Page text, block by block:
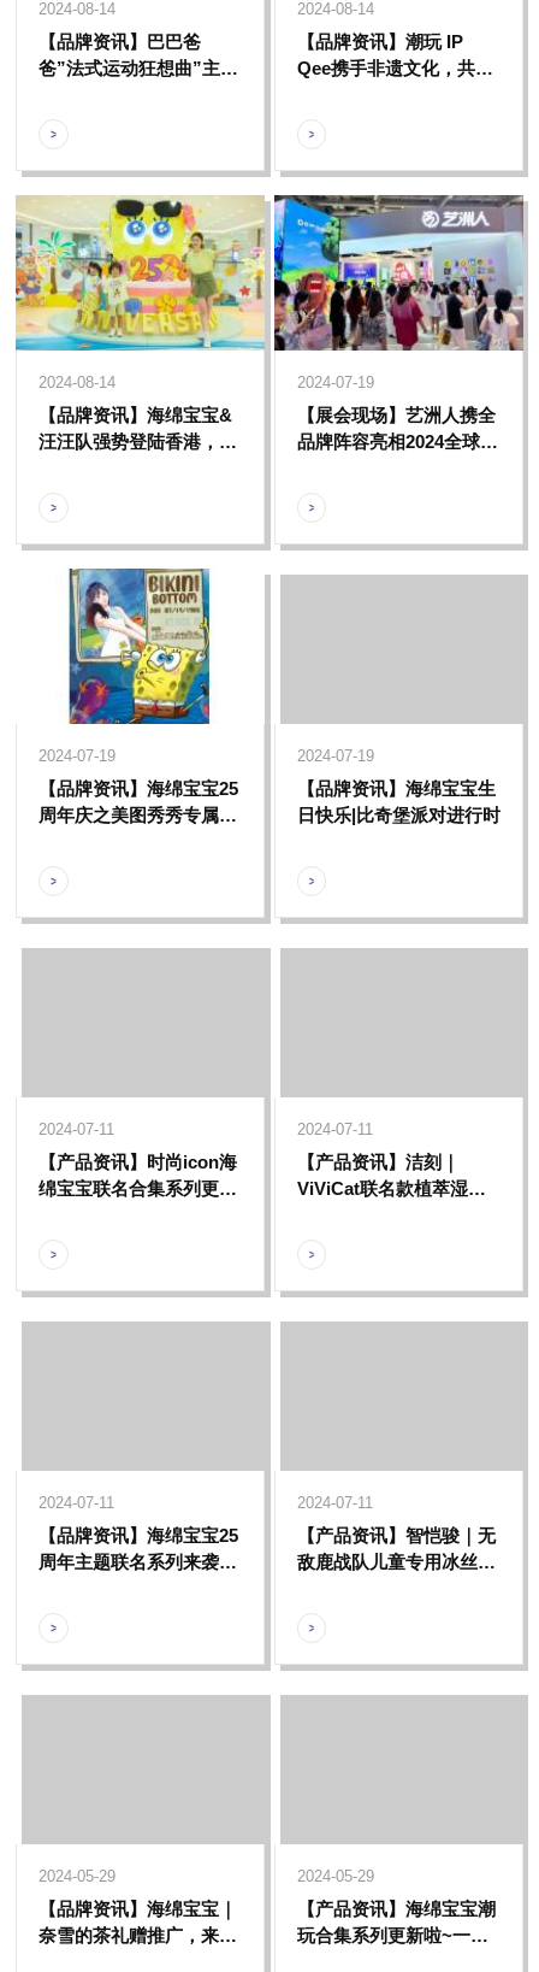
2024-08-14
【品牌资讯】巴巴爸
爸”法式运动狂想曲”主题
受超然的夏日氛围
2024-08-14
【品牌资讯】潮玩 IP
Qee携手非遗文化，共绘
2024-08-14
【品牌资讯】海绵宝宝&
汪汪队强势登陆香港，一
对~
2024-07-19
【展会现场】艺洲人携全
品牌阵容亮相2024全球授
发展新趋势
2024-07-19
【品牌资讯】海绵宝宝25
周年庆之美图秀秀专属比
愈组合带你欢乐一「夏」
2024-07-19
【品牌资讯】海绵宝宝生
日快乐|比奇堡派对进行时
2024-07-11
【产品资讯】时尚icon海
绵宝宝联名合集系列更新
宝的快乐吧
2024-07-11
【产品资讯】洁刻｜
ViViCat联名款植萃湿厕
2024-07-11
【品牌资讯】海绵宝宝25
周年主题联名系列来袭，
欢乐时光吧！
2024-07-11
【产品资讯】智恺骏｜无
敌鹿战队儿童专用冰丝袖
出门无惧夏日
2024-05-29
【品牌资讯】海绵宝宝｜
奈雪的茶礼赠推广，来自
2024-05-29
【产品资讯】海绵宝宝潮
玩合集系列更新啦~一起